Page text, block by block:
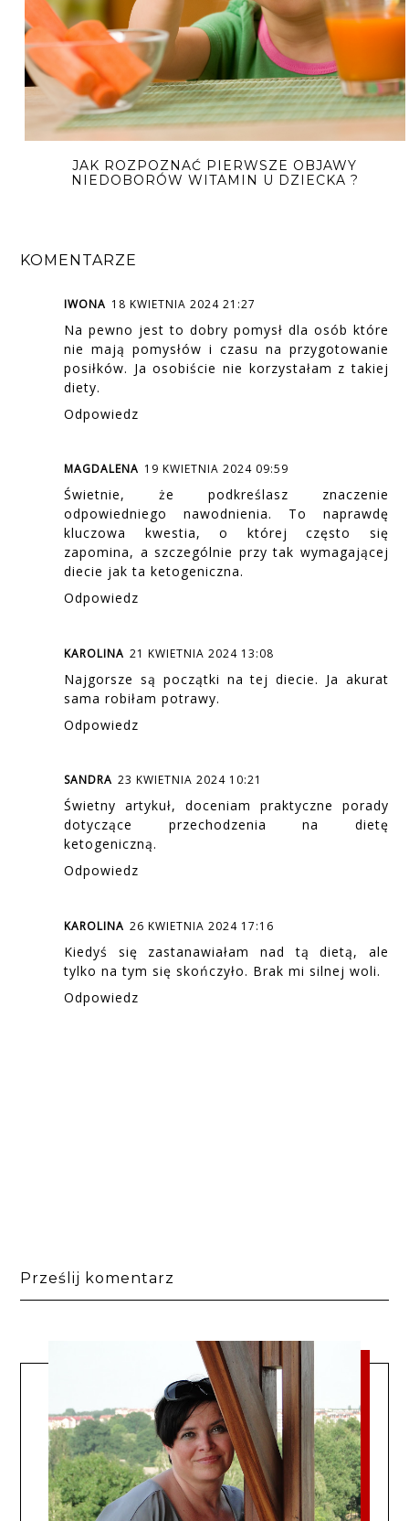
JAK ROZPOZNAĆ PIERWSZE OBJAWY
NIEDOBORÓW WITAMIN U DZIECKA ?
KOMENTARZE
IWONA 18 KWIETNIA 2024 21:27
Na pewno jest to dobry pomysł dla osób które
nie mają pomysłów i czasu na przygotowanie
posiłków. Ja osobiście nie korzystałam z takiej
diety.
Odpowiedz
MAGDALENA 19 KWIETNIA 2024 09:59
Świetnie, że podkreślasz znaczenie
odpowiedniego nawodnienia. To naprawdę
kluczowa kwestia, o której często się
zapomina, a szczególnie przy tak wymagającej
diecie jak ta ketogeniczna.
Odpowiedz
KAROLINA 21 KWIETNIA 2024 13:08
Najgorsze są początki na tej diecie. Ja akurat
sama robiłam potrawy.
Odpowiedz
SANDRA 23 KWIETNIA 2024 10:21
Świetny artykuł, doceniam praktyczne porady
dotyczące przechodzenia na dietę
ketogeniczną.
Odpowiedz
KAROLINA 26 KWIETNIA 2024 17:16
Kiedyś się zastanawiałam nad tą dietą, ale
tylko na tym się skończyło. Brak mi silnej woli.
Odpowiedz
Prześlij komentarz